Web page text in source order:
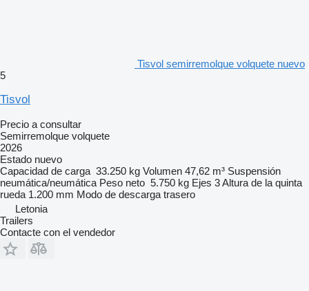
Tisvol semirremolque volquete nuevo
5
Tisvol
Precio a consultar
Semirremolque volquete
2026
Estado nuevo
Capacidad de carga 33.250 kg Volumen 47,62 m³ Suspensión
neumática/neumática Peso neto 5.750 kg Ejes 3Altura de la quinta
rueda 1.200 mm Modo de descarga trasero
Letonia
Trailers
Contacte con el vendedor